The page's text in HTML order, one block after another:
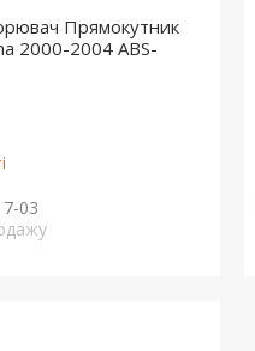
Прямокутник
2000-2004 ABS-
03